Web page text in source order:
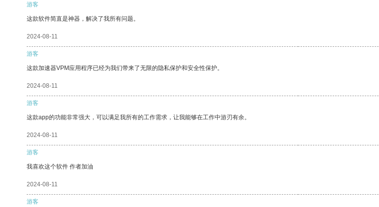
游客
这款软件简直是神器，解决了我所有问题。
2024-08-11
游客
这款加速器VPM应用程序已经为我们带来了无限的隐私保护和安全性保护。
2024-08-11
游客
这款app的功能非常强大，可以满足我所有的工作需求，让我能够在工作中游刃有余。
2024-08-11
游客
我喜欢这个软件 作者加油
2024-08-11
游客